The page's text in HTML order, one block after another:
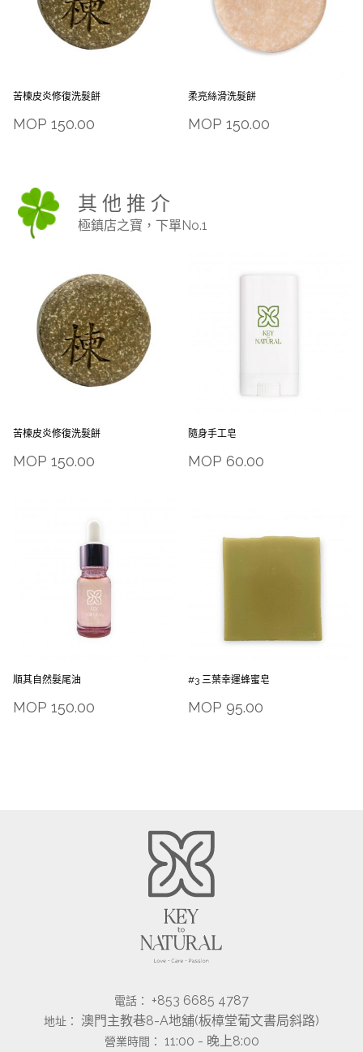
苦楝皮炎修復洗髮餅
MOP 150.00
柔亮絲滑洗髮餅
MOP 150.00
其 他 推 介
極鎮店之寶，下單No.1
苦楝皮炎修復洗髮餅
MOP 150.00
順其自然髮尾油
MOP 150.00
隨身手工皂
MOP 60.00
#3 三葉幸運蜂蜜皂
MOP 95.00
電話： +853 6685 4787
地址： 澳門主教巷8-A地舖(板樟堂葡文書局斜路)
營業時間： 11:00 - 晚上8:00